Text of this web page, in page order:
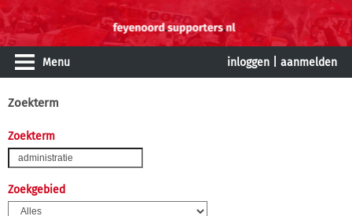
Menu inloggen aanmelden
Zoekterm
Zoekterm
Zoekgebied